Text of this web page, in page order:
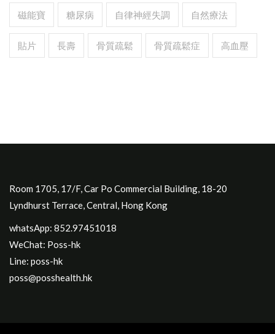
磁能寶 糖尿病 自律神經失調 自然療法
貼片 長壽 骨質疏鬆 骨質疏鬆症 高血壓
Room 1705, 17/F, Car Po Commercial Building, 18-20
Lyndhurst Terrace, Central, Hong Kong
whatsApp: 852.97451018
WeChat: Poss-hk
Line: poss-hk
poss@posshealth.hk